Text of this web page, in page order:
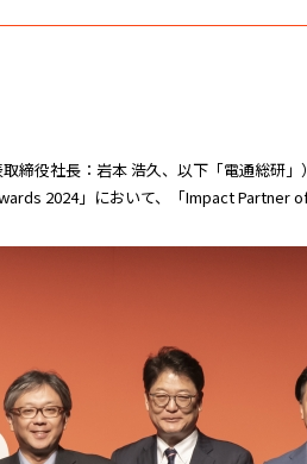
役社長：岩本 浩久、以下「電通総研
2024」において、「Impact Partner